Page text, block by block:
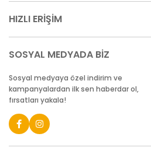
HIZLI ERİŞİM
SOSYAL MEDYADA BİZ
Sosyal medyaya özel indirim ve
kampanyalardan ilk sen haberdar ol,
fırsatları yakala!